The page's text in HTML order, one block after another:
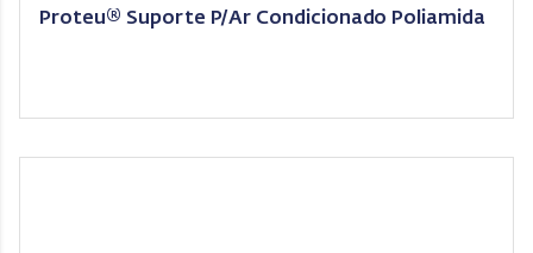
Proteu® Suporte P/Ar Condicionado Poliamida